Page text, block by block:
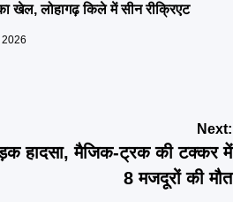
खेल, लोहागढ़ किले में सीन रीक्रिएट
Next:
हादसा, मैजिक-ट्रक की टक्कर में
8 मजदूरों की मौत